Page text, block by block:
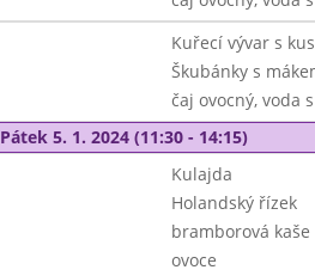
Kuřecí vývar s
Škubánky s
čaj ovocný, voda
Pátek 5. 1. 2024 (11:30 - 14:15)
Kulajda
Holandský řízek
bramborová kaše
ovoce